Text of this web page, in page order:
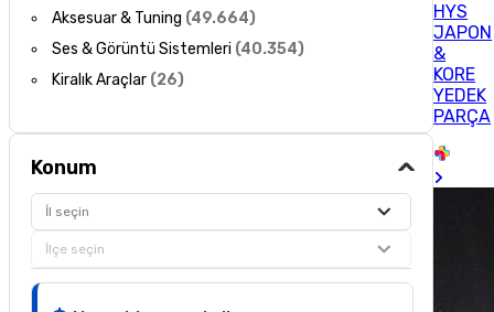
Aksesuar & Tuning (49.664)
Ses & Görüntü Sistemleri (40.354)
Kiralık Araçlar (26)
Konum
İl seçin
İlçe seçin
HYS
JAPON
&
KORE
YEDEK
PARÇA